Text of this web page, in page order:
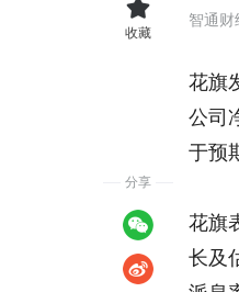
智通财
花旗
公司
于预
花旗
长及
收藏
分享